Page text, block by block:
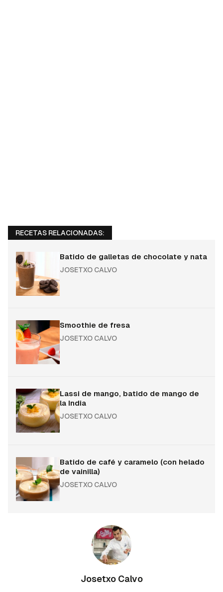
RECETAS RELACIONADAS:
Batido de galletas de chocolate y nata
JOSETXO CALVO
Smoothie de fresa
JOSETXO CALVO
Lassi de mango, batido de mango de
la India
JOSETXO CALVO
Batido de café y caramelo (con helado
de vainilla)
JOSETXO CALVO
Josetxo Calvo